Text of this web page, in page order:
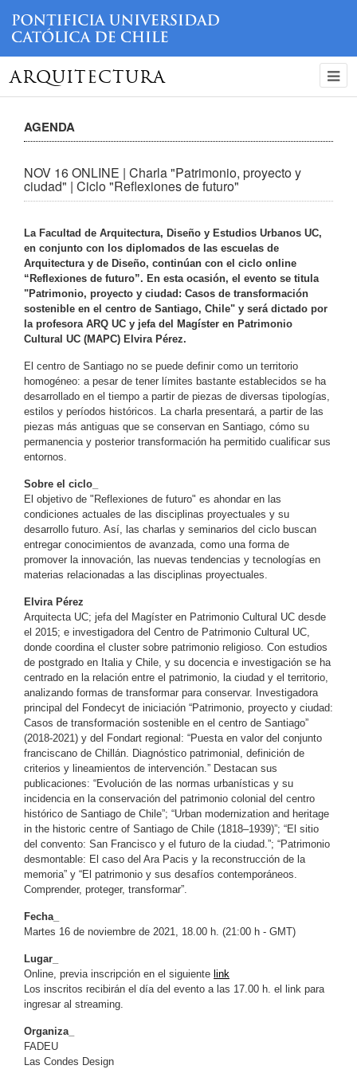
ARQUITECTURA
AGENDA
NOV 16 ONLINE | Charla "Patrimonio, proyecto y
ciudad" | Ciclo "Reflexiones de futuro"
La Facultad de Arquitectura, Diseño y Estudios Urbanos UC,
en conjunto con los diplomados de las escuelas de
Arquitectura y de Diseño, continúan con el ciclo online
“Reflexiones de futuro”. En esta ocasión, el evento se titula
"Patrimonio, proyecto y ciudad: Casos de transformación
sostenible en el centro de Santiago, Chile" y será dictado por
la profesora ARQ UC y jefa del Magíster en Patrimonio
Cultural UC (MAPC) Elvira Pérez.
El centro de Santiago no se puede definir como un territorio
homogéneo: a pesar de tener límites bastante establecidos se ha
desarrollado en el tiempo a partir de piezas de diversas tipologías,
estilos y períodos históricos. La charla presentará, a partir de las
piezas más antiguas que se conservan en Santiago, cómo su
permanencia y posterior transformación ha permitido cualificar sus
entornos.
Sobre el ciclo_
El objetivo de "Reflexiones de futuro" es ahondar en las
condiciones actuales de las disciplinas proyectuales y su
desarrollo futuro. Así, las charlas y seminarios del ciclo buscan
entregar conocimientos de avanzada, como una forma de
promover la innovación, las nuevas tendencias y tecnologías en
materias relacionadas a las disciplinas proyectuales.
Elvira Pérez
Arquitecta UC; jefa del Magíster en Patrimonio Cultural UC desde
el 2015; e investigadora del Centro de Patrimonio Cultural UC,
donde coordina el cluster sobre patrimonio religioso. Con estudios
de postgrado en Italia y Chile, y su docencia e investigación se ha
centrado en la relación entre el patrimonio, la ciudad y el territorio,
analizando formas de transformar para conservar. Investigadora
principal del Fondecyt de iniciación “Patrimonio, proyecto y ciudad:
Casos de transformación sostenible en el centro de Santiago”
(2018-2021) y del Fondart regional: “Puesta en valor del conjunto
franciscano de Chillán. Diagnóstico patrimonial, definición de
criterios y lineamientos de intervención.” Destacan sus
publicaciones: “Evolución de las normas urbanísticas y su
incidencia en la conservación del patrimonio colonial del centro
histórico de Santiago de Chile”; “Urban modernization and heritage
in the historic centre of Santiago de Chile (1818–1939)”; “El sitio
del convento: San Francisco y el futuro de la ciudad.”; “Patrimonio
desmontable: El caso del Ara Pacis y la reconstrucción de la
memoria” y “El patrimonio y sus desafíos contemporáneos.
Comprender, proteger, transformar”.
Fecha_
Martes 16 de noviembre de 2021, 18.00 h. (21:00 h - GMT)
Lugar_
Online, previa inscripción en el siguiente link
Los inscritos recibirán el día del evento a las 17.00 h. el link para
ingresar al streaming.
Organiza_
FADEU
Las Condes Design